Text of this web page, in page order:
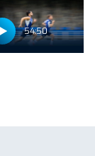
54:50